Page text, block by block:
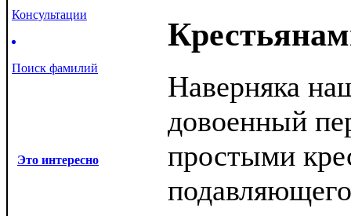
Консультации
Поиск фамилий
Это интересно
Наверняка
довоенный
простыми